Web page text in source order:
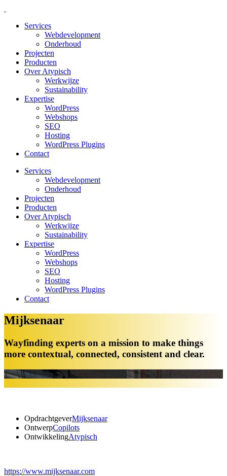
Services
Webdevelopment
Onderhoud
Projecten
Producten
Over Atypisch
Werkwijze
Sustainability
Expertise
WordPress
Webshops
SEO
Hosting
WordPress Plugins
Contact
Services
Webdevelopment
Onderhoud
Projecten
Producten
Over Atypisch
Werkwijze
Sustainability
Expertise
WordPress
Webshops
SEO
Hosting
WordPress Plugins
Contact
Mijksenaar
Wayfinding experts on a mission to make things
more contextual, connected, consistent and clear.
OpdrachtgeverMijksenaar
OntwerpCopilots
OntwikkelingAtypisch
https://www.mijksenaar.com